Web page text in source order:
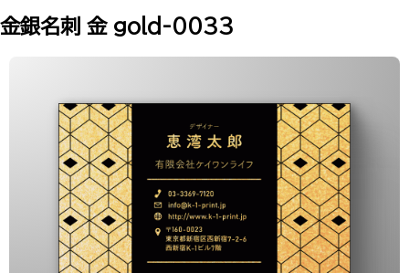
金銀名刺 金 gold-0033